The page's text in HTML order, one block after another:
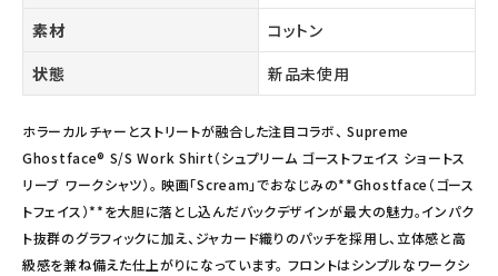
素材
コットン
状態
新品未使用
ホラーカルチャーとストリートが融合した注目コラボ、 Supreme
Ghostface® S/S Work Shirt（シュプリーム ゴーストフェイス ショートス
リーブ ワークシャツ）。 映画「Scream」でおなじみの**Ghostface（ゴース
トフェイス）**を大胆に落とし込んだバックデザインが最大の魅力。インパク
ト抜群のグラフィックに加え、ジャカード織りのパッチを採用し、立体感と高
級感を兼ね備えた仕上がりになっています。 フロントはシンプルなワークシ